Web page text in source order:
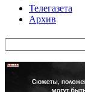
Телегазета
Архив